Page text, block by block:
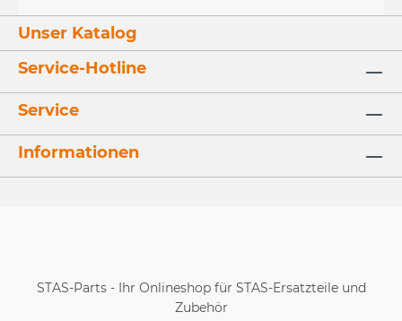
Unser Katalog
Service-Hotline
Service
Informationen
STAS-Parts - Ihr Onlineshop für STAS-Ersatzteile und
Zubehör